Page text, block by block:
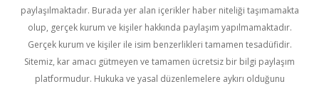
paylaşılmaktadır. Burada yer alan içerikler haber niteliği taşımamakta
olup, gerçek kurum ve kişiler hakkında paylaşım yapılmamaktadır.
Gerçek kurum ve kişiler ile isim benzerlikleri tamamen tesadüfidir.
Sitemiz, kar amacı gütmeyen ve tamamen ücretsiz bir bilgi paylaşım
platformudur. Hukuka ve yasal düzenlemelere aykırı olduğunu